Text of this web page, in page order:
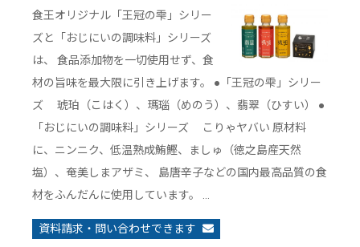
食王オリジナル「王冠の雫」シリー
ズと「おじにいの調味料」シリーズ
は、 食品添加物を一切使用せず、食
材の旨味を最大限に引き上げます。 ●「王冠の雫」シリー
ズ 琥珀（こはく）、瑪瑙（めのう）、翡翠（ひすい） ●
「おじにいの調味料」シリーズ こりゃヤバい 原材料
に、ニンニク、低温熟成鮪鰹、ましゅ（徳之島産天然
塩）、奄美しまアザミ、 島唐辛子などの国内最高品質の食
材をふんだんに使用しています。 …
資料請求・問い合わせできます